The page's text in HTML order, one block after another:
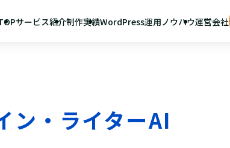
サービス紹介制作実績WordPress運用ノウハウ運営会社
・ライターAI